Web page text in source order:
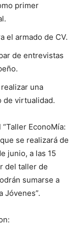
primer
el armado de CV.
de entrevistas
una
de virtualidad.
EconoMía:
se realizará de
junio, a las 15
del taller de
sumarse a
Jóvenes”.